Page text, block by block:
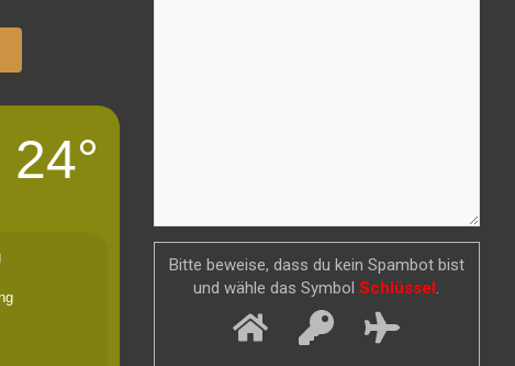
24°
Bitte beweise, dass du kein Spambot bist
und wähle das Symbol Schlüssel